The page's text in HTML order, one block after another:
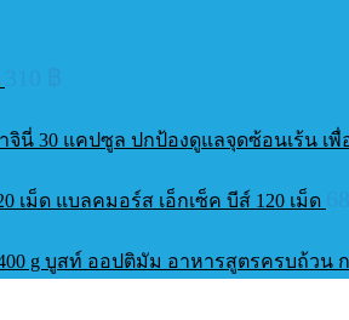
าจินี่ 30 แคปซูล ปกป้องดูแลจุดซ้อนเร้น
เม็ด แบลคมอร์ส เอ็กเซ็ค บีส์ 120 เม็ด
400 g บูสท์ ออปติมัม อาหารสูตรครบถ้วน